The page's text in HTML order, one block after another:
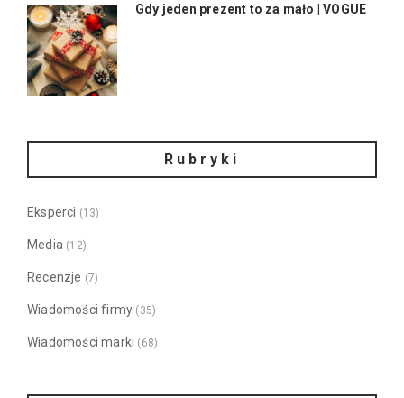
Gdy jeden prezent to za mało | VOGUE
Rubryki
Eksperci (13)
Media (12)
Recenzje (7)
Wiadomości firmy (35)
Wiadomości marki (68)